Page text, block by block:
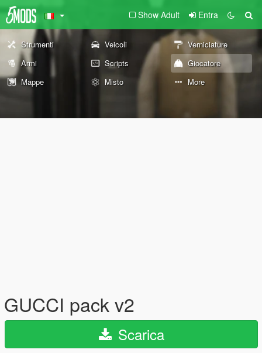
Show Adult Entra
Strumenti Veicoli
Verniciature
Armi
Scripts
Giocatore
Mappe
Misto More
GUCCI pack v2
Scarica